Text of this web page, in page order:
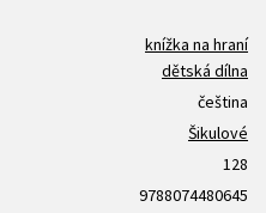
knížka na hraní
dětská dílna
čeština
Šikulové
128
9788074480645